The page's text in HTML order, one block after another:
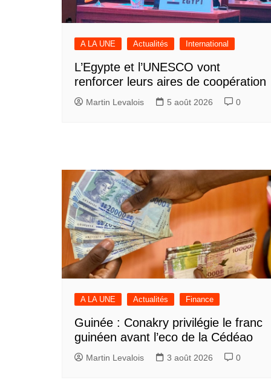
A LA UNE Actualités International
L’Egypte et l’UNESCO vont
renforcer leurs aires de coopération
Martin Levalois 5 août 2026 0
A LA UNE Actualités Finance
Guinée : Conakry privilégie le franc
guinéen avant l’eco de la Cédéao
Martin Levalois 3 août 2026 0